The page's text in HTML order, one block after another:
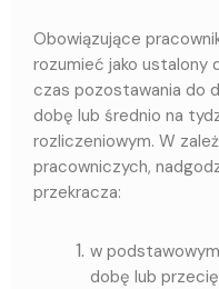
Obowiązujące
rozumieć jako ustalony
czas pozostawania do
dobę lub średnio na
rozliczeniowym. W
pracowniczych,
przekracza:
w
dobę lub